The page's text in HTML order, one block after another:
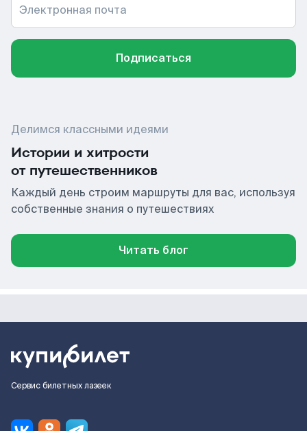
Электронная почта
Подписаться
Делимся классными идеями
Истории и хитрости
от путешественников
Каждый день строим маршруты для вас, используя
собственные знания о путешествиях
Читать блог
Сервис билетных лазеек